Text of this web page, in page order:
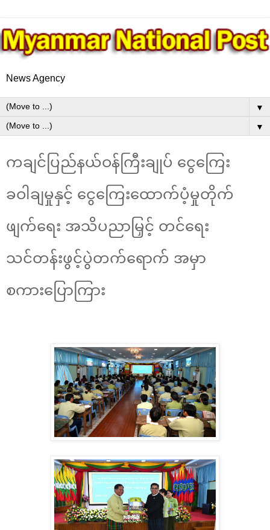
News Agency
▼
▼
ကချင်ပြည်နယ်ဝန်ကြီးချုပ် ငွေကြေး
ခဝါချမှုနှင့် ငွေကြေးထောက်ပံ့မှုတိုက်
ဖျက်ရေး အသိပညာမြှင့် တင်ရေး
သင်တန်းဖွင့်ပွဲတက်ရောက် အမှာ
စကားပြောကြား